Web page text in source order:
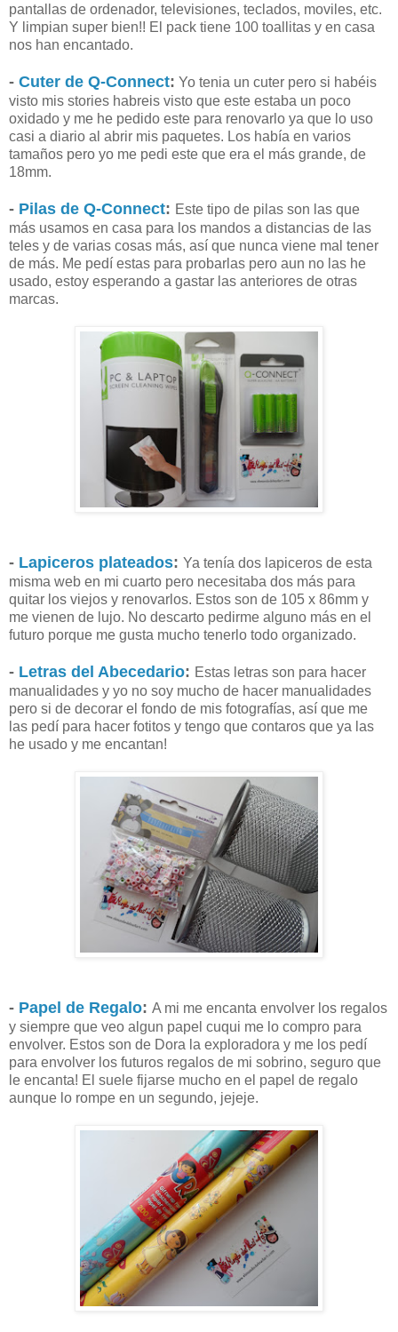
pantallas de ordenador, televisiones, teclados, moviles, etc.
Y limpian super bien!! El pack tiene 100 toallitas y en casa
nos han encantado.
- Cuter de Q-Connect: Yo tenia un cuter pero si habéis
visto mis stories habreis visto que este estaba un poco
oxidado y me he pedido este para renovarlo ya que lo uso
casi a diario al abrir mis paquetes. Los había en varios
tamaños pero yo me pedi este que era el más grande, de
18mm.
- Pilas de Q-Connect: Este tipo de pilas son las que
más usamos en casa para los mandos a distancias de las
teles y de varias cosas más, así que nunca viene mal tener
de más. Me pedí estas para probarlas pero aun no las he
usado, estoy esperando a gastar las anteriores de otras
marcas.
- Lapiceros plateados: Ya tenía dos lapiceros de esta
misma web en mi cuarto pero necesitaba dos más para
quitar los viejos y renovarlos. Estos son de 105 x 86mm y
me vienen de lujo. No descarto pedirme alguno más en el
futuro porque me gusta mucho tenerlo todo organizado.
- Letras del Abecedario: Estas letras son para hacer
manualidades y yo no soy mucho de hacer manualidades
pero si de decorar el fondo de mis fotografías, así que me
las pedí para hacer fotitos y tengo que contaros que ya las
he usado y me encantan!
- Papel de Regalo: A mi me encanta envolver los regalos
y siempre que veo algun papel cuqui me lo compro para
envolver. Estos son de Dora la exploradora y me los pedí
para envolver los futuros regalos de mi sobrino, seguro que
le encanta! El suele fijarse mucho en el papel de regalo
aunque lo rompe en un segundo, jejeje.